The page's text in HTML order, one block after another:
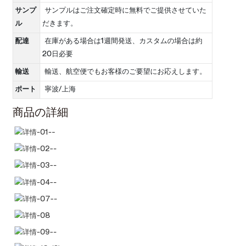
サンプ
ル
サンプルはご注文確定時に無料でご提供させていた
だきます。
配達
在庫がある場合は1週間発送、カスタムの場合は約
20日必要
輸送 輸送、航空便でもお客様のご要望にお応えします。
ポート 寧波/上海
商品の詳細